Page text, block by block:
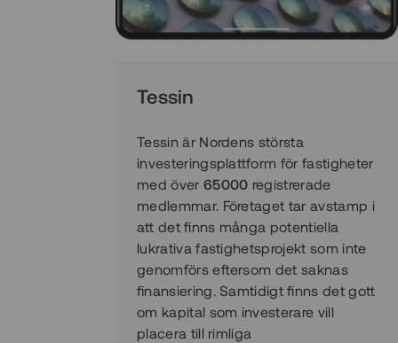
Tessin
Tessin är Nordens största
investeringsplattform för fastigheter
med över 65000 registrerade
medlemmar. Företaget tar avstamp i
att det finns många potentiella
lukrativa fastighetsprojekt som inte
genomförs eftersom det saknas
finansiering. Samtidigt finns det gott
om kapital som investerare vill
placera till rimliga